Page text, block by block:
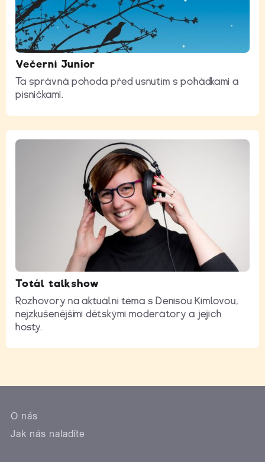
Večerní Junior
Ta správná pohoda před usnutím s pohádkami a
písničkami.
Totál talkshow
Rozhovory na aktuální téma s Denisou Kimlovou,
nejzkušenějšími dětskými moderátory a jejich
hosty.
O nás
Jak nás naladíte